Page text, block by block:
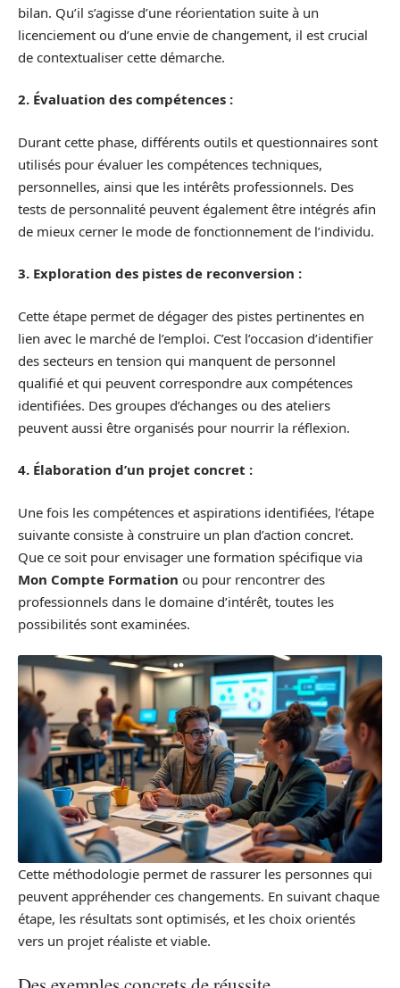
bilan. Qu’il s’agisse d’une réorientation suite à un
licenciement ou d’une envie de changement, il est crucial
de contextualiser cette démarche.
2. Évaluation des compétences :
Durant cette phase, différents outils et questionnaires sont
utilisés pour évaluer les compétences techniques,
personnelles, ainsi que les intérêts professionnels. Des
tests de personnalité peuvent également être intégrés afin
de mieux cerner le mode de fonctionnement de l’individu.
3. Exploration des pistes de reconversion :
Cette étape permet de dégager des pistes pertinentes en
lien avec le marché de l’emploi. C’est l’occasion d’identifier
des secteurs en tension qui manquent de personnel
qualifié et qui peuvent correspondre aux compétences
identifiées. Des groupes d’échanges ou des ateliers
peuvent aussi être organisés pour nourrir la réflexion.
4. Élaboration d’un projet concret :
Une fois les compétences et aspirations identifiées, l’étape
suivante consiste à construire un plan d’action concret.
Que ce soit pour envisager une formation spécifique via
Mon Compte Formation ou pour rencontrer des
professionnels dans le domaine d’intérêt, toutes les
possibilités sont examinées.
Cette méthodologie permet de rassurer les personnes qui
peuvent appréhender ces changements. En suivant chaque
étape, les résultats sont optimisés, et les choix orientés
vers un projet réaliste et viable.